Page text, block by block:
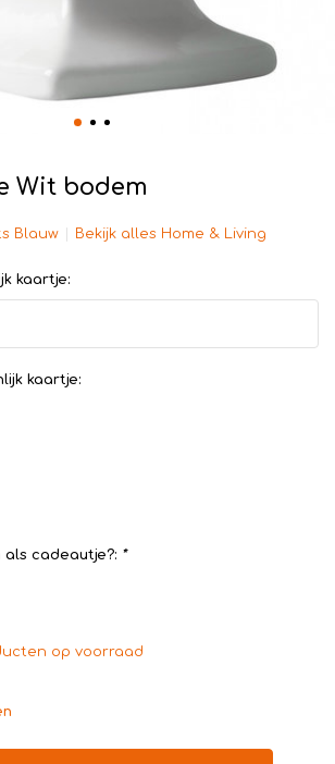
Wit bodem
Blauw Bekijk alles Home & Living
kaartje:
kaartje:
als cadeautje?: *
op voorraad